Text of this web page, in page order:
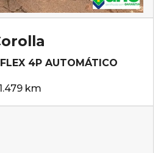
4P AUTOMÁTICO
km